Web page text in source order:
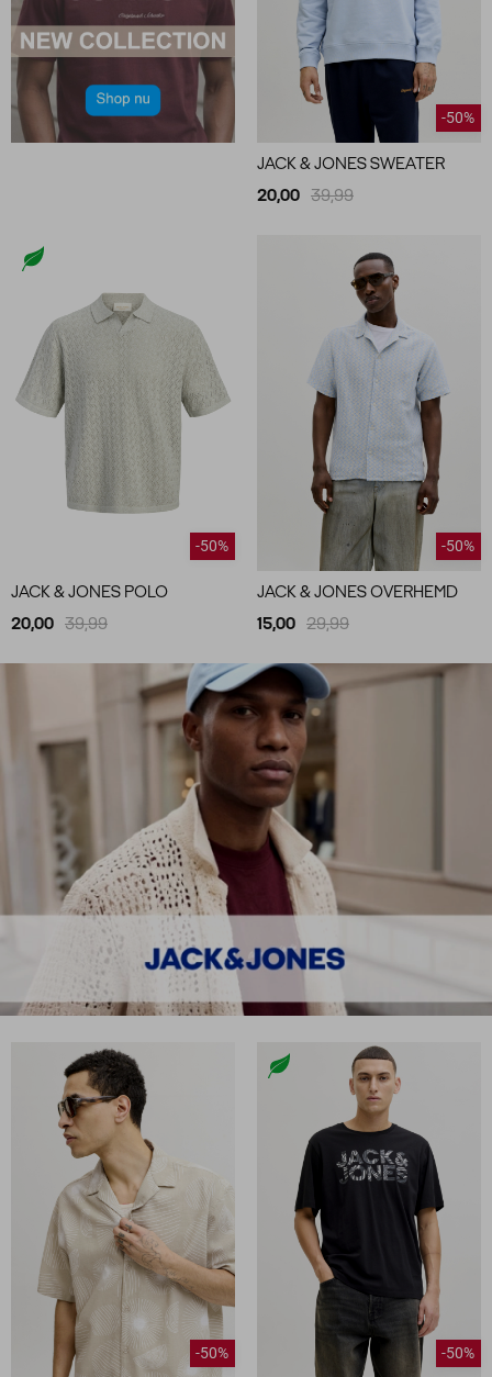
-50%
JACK & JONES SWEATER
20,00 39,99
-50%
JACK & JONES POLO
20,00 39,99
-50%
JACK & JONES OVERHEMD
15,00 29,99
-50% -50%